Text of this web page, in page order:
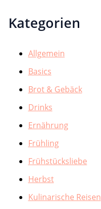
Kategorien
Allgemein
Basics
Brot & Gebäck
Drinks
Ernährung
Frühling
Frühstücksliebe
Herbst
Kulinarische Reisen